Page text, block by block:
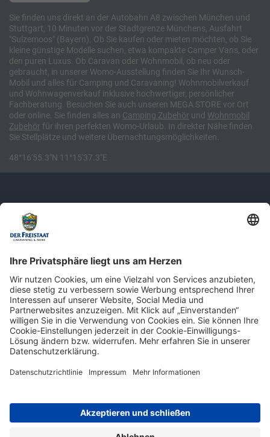
Sie finden uns direkt an der Autobahn A8 zwischen München und
Stuttgart, 10 Minuten vor der Stadtgrenze Münchens, Ausfahrt
"Sulzemoos" (Bayern). Ob Sie kaufen oder mieten möchten, ob Sie
kleine günstige Modelle suchen, etwa kompakte Camper Vans, oder
den puren Luxus. Ob Caravan oder Wohnmobil, ob neu oder
gebraucht, in unserer Womo-Ausstellung finden Sie Ihr Wunsch-
Mobil und alles für Camping und Caravaning! Wohnmobilverkauf
und Wohnwagenverkauf inklusive hochwertiger, persönlicher
Fachberatung. Besuchen Sie auch unseren MEGA STORE vor Ort
oder online. Sie finden alles an Camping Zubehör und Wohnmobil
Zubehör für ihren perfekten Womo-Urlaub. In direkter Nähe finden
Sie Stellplätze und weitere Übernachtungsmöglichkeiten.
48°16'55.3"N 11°15'37.3"E
Newsletter: Jetzt auf
shop.derfreistaat.de anmelden und
einen 5€ Gutschein für unseren Online-
Shop erhalten!*
Impressum Datenschutz Barrierefreiheit